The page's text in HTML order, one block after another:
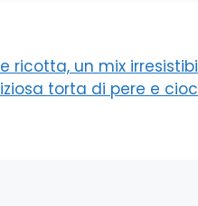
ricotta, un mix
torta di pere e